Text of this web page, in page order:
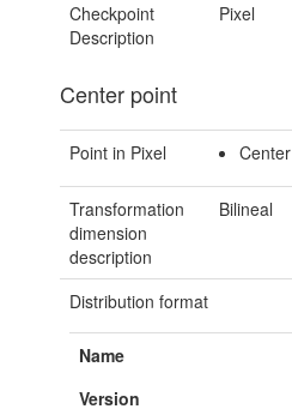
Checkpoint
Description
Pixel
Center point
Point in Pixel Center
Transformation
dimension
description
Bilineal
Distribution format
Name
Version